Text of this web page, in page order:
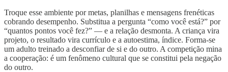
Troque esse ambiente por metas, planilhas e mensagens frenéticas
cobrando desempenho. Substitua a pergunta “como você está?” por
“quantos pontos você fez?” — e a relação desmonta. A criança vira
projeto, o resultado vira currículo e a autoestima, índice. Forma-se
um adulto treinado a desconfiar de si e do outro. A competição mina
a cooperação: é um fenômeno cultural que se constitui pela negação
do outro.